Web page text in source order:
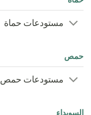
مستودعات حماة
حمص
مستودعات حمص
السويداء